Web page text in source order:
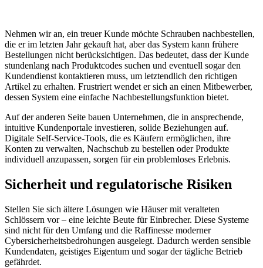
Nehmen wir an, ein treuer Kunde möchte Schrauben nachbestellen,
die er im letzten Jahr gekauft hat, aber das System kann frühere
Bestellungen nicht berücksichtigen. Das bedeutet, dass der Kunde
stundenlang nach Produktcodes suchen und eventuell sogar den
Kundendienst kontaktieren muss, um letztendlich den richtigen
Artikel zu erhalten. Frustriert wendet er sich an einen Mitbewerber,
dessen System eine einfache Nachbestellungsfunktion bietet.
Auf der anderen Seite bauen Unternehmen, die in ansprechende,
intuitive Kundenportale investieren, solide Beziehungen auf.
Digitale Self-Service-Tools, die es Käufern ermöglichen, ihre
Konten zu verwalten, Nachschub zu bestellen oder Produkte
individuell anzupassen, sorgen für ein problemloses Erlebnis.
Sicherheit und regulatorische Risiken
Stellen Sie sich ältere Lösungen wie Häuser mit veralteten
Schlössern vor – eine leichte Beute für Einbrecher. Diese Systeme
sind nicht für den Umfang und die Raffinesse moderner
Cybersicherheitsbedrohungen ausgelegt. Dadurch werden sensible
Kundendaten, geistiges Eigentum und sogar der tägliche Betrieb
gefährdet.